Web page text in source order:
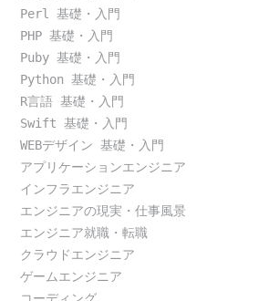
Perl 基礎・入門
PHP 基礎・入門
Puby 基礎・入門
Python 基礎・入門
R言語 基礎・入門
Swift 基礎・入門
WEBデザイン 基礎・入門
アプリケーションエンジニア
インフラエンジニア
エンジニアの現実・仕事風景
エンジニア就職・転職
クラウドエンジニア
ゲームエンジニア